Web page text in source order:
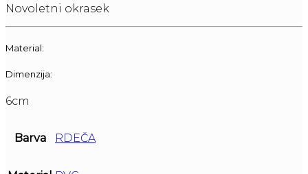
Novoletni okrasek
Material:
Dimenzija:
6cm
Barva RDEČA